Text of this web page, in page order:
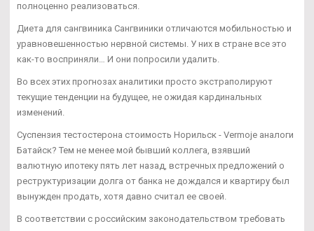
полноценно реализоваться.
Диета для сангвиника Сангвиники отличаются мобильностью и
уравновешенностью нервной системы. У них в стране все это
как-то восприняли… И они попросили удалить.
Во всех этих прогнозах аналитики просто экстраполируют
текущие тенденции на будущее, не ожидая кардинальных
изменений.
Суспензия тестостерона стоимость Норильск - Vermoje аналоги
Батайск? Тем не менее мой бывший коллега, взявший
валютную ипотеку пять лет назад, встречных предложений о
реструктуризации долга от банка не дождался и квартиру был
вынужден продать, хотя давно считал ее своей.
В соответствии с российским законодательством требовать